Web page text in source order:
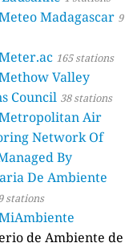
Madagascar 9
165 stations
Valley
Council 38 stations
Air
Network Of
By
De Ambiente
stations
de Ambiente de